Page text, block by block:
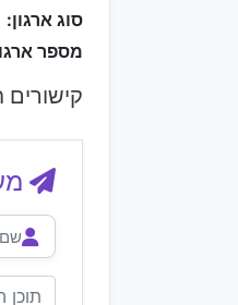
סוג ארגון:
מספר
קישורים